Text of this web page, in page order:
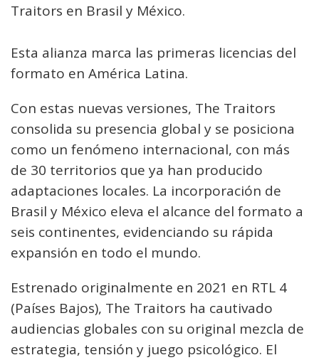
Traitors en Brasil y México.
Esta alianza marca las primeras licencias del
formato en América Latina.
Con estas nuevas versiones, The Traitors
consolida su presencia global y se posiciona
como un fenómeno internacional, con más
de 30 territorios que ya han producido
adaptaciones locales. La incorporación de
Brasil y México eleva el alcance del formato a
seis continentes, evidenciando su rápida
expansión en todo el mundo.
Estrenado originalmente en 2021 en RTL 4
(Países Bajos), The Traitors ha cautivado
audiencias globales con su original mezcla de
estrategia, tensión y juego psicológico. El